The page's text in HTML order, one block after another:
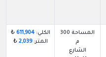
المساحة 300
م
الشارع
الكلي:611,904
₺
المتر:2,039
₺